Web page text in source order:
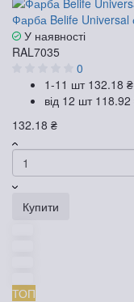
Фарба Belife Universal
У наявності
RAL7035
0
1-11 шт 132.18 ₴
від 12 шт 118.92
132.18 ₴
Купити
ТОП